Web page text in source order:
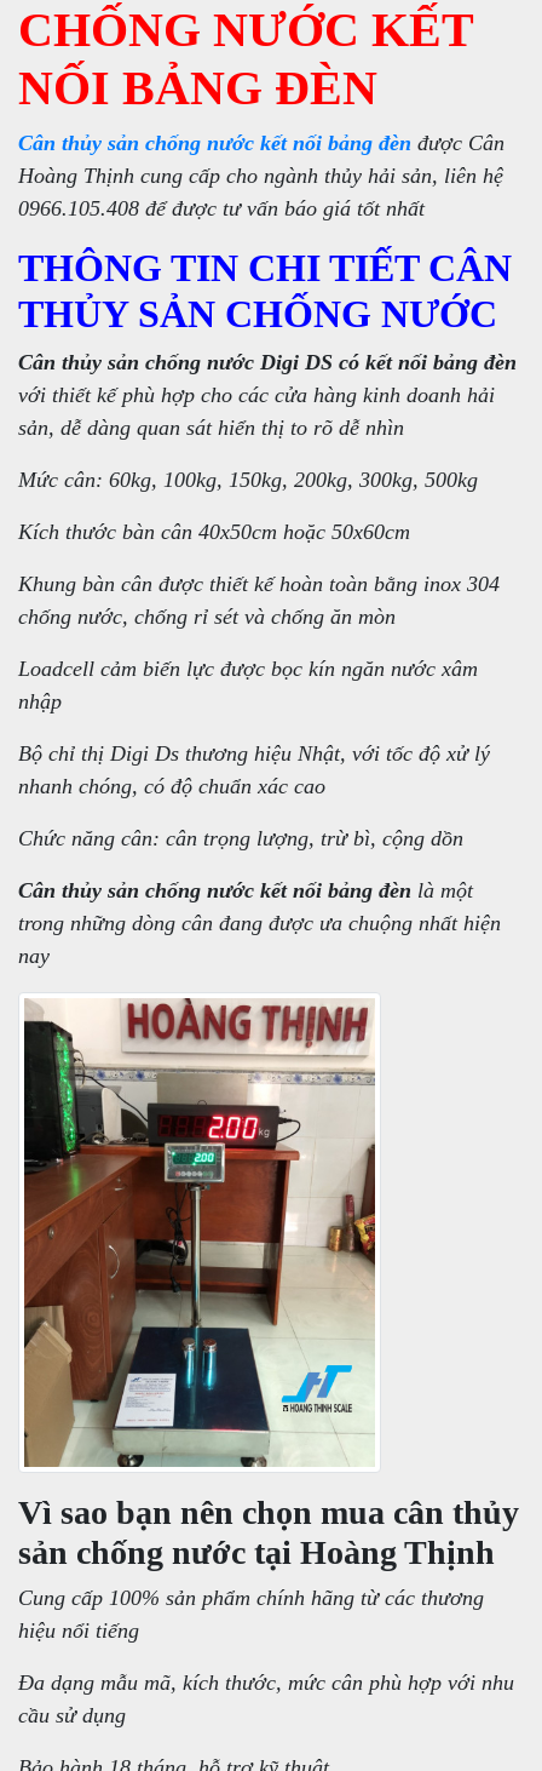
CHỐNG NƯỚC KẾT
NỐI BẢNG ĐÈN
Cân thủy sản chống nước kết nối bảng đèn được Cân
Hoàng Thịnh cung cấp cho ngành thủy hải sản, liên hệ
0966.105.408 để được tư vấn báo giá tốt nhất
THÔNG TIN CHI TIẾT CÂN
THỦY SẢN CHỐNG NƯỚC
Cân thủy sản chống nước Digi DS có kết nối bảng đèn
với thiết kế phù hợp cho các cửa hàng kinh doanh hải
sản, dễ dàng quan sát hiển thị to rõ dễ nhìn
Mức cân: 60kg, 100kg, 150kg, 200kg, 300kg, 500kg
Kích thước bàn cân 40x50cm hoặc 50x60cm
Khung bàn cân được thiết kế hoàn toàn bằng inox 304
chống nước, chống rỉ sét và chống ăn mòn
Loadcell cảm biến lực được bọc kín ngăn nước xâm
nhập
Bộ chỉ thị Digi Ds thương hiệu Nhật, với tốc độ xử lý
nhanh chóng, có độ chuẩn xác cao
Chức năng cân: cân trọng lượng, trừ bì, cộng dồn
Cân thủy sản chống nước kết nối bảng đèn là một
trong những dòng cân đang được ưa chuộng nhất hiện
nay
Vì sao bạn nên chọn mua cân thủy
sản chống nước tại Hoàng Thịnh
Cung cấp 100% sản phẩm chính hãng từ các thương
hiệu nổi tiếng
Đa dạng mẫu mã, kích thước, mức cân phù hợp với nhu
cầu sử dụng